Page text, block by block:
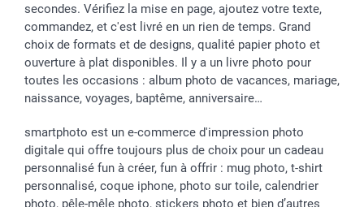
secondes. Vérifiez la mise en page, ajoutez votre texte,
commandez, et c'est livré en un rien de temps. Grand
choix de formats et de designs, qualité papier photo et
ouverture à plat disponibles. Il y a un livre photo pour
toutes les occasions : album photo de vacances, mariage,
naissance, voyages, baptême, anniversaire…
smartphoto est un e-commerce d'impression photo
digitale qui offre toujours plus de choix pour un cadeau
personnalisé fun à créer, fun à offrir : mug photo, t-shirt
personnalisé, coque iphone, photo sur toile, calendrier